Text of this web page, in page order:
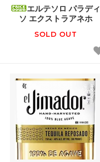
エルテソロ パラディ
ソ エクストラアネホ
SOLD OUT